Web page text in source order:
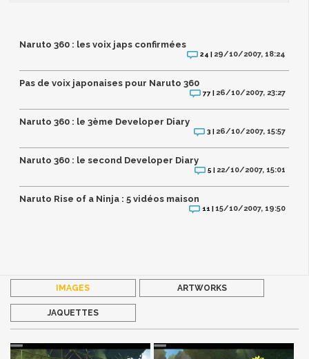
Naruto 360 : les voix japs confirmées
24 | 29/10/2007, 18:24
Pas de voix japonaises pour Naruto 360
77 | 26/10/2007, 23:27
Naruto 360 : le 3ème Developer Diary
3 | 26/10/2007, 15:57
Naruto 360 : le second Developer Diary
5 | 22/10/2007, 15:01
Naruto Rise of a Ninja : 5 vidéos maison
11 |15/10/2007, 19:50
IMAGES ARTWORKS
JAQUETTES